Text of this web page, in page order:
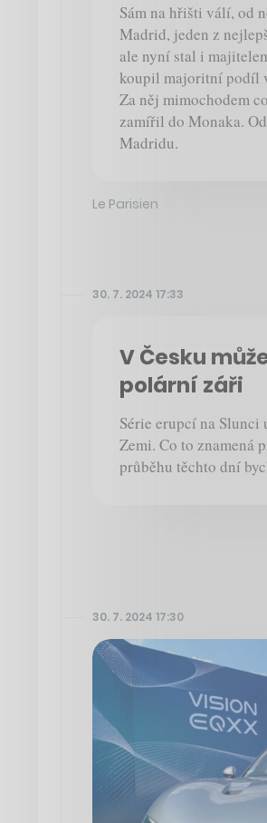
Sám na hřišti válí, od
Madrid, jeden z
ale nyní stal i
koupil majoritní podíl
Za něj mimochodem
zamířil do Monaka.
Madridu.
Le Parisien
30. 7. 2024 17:33
V Česku
polární záři
Série erupcí na
Zemi. Co to znamená
průběhu těchto dní
30. 7. 2024 17:30